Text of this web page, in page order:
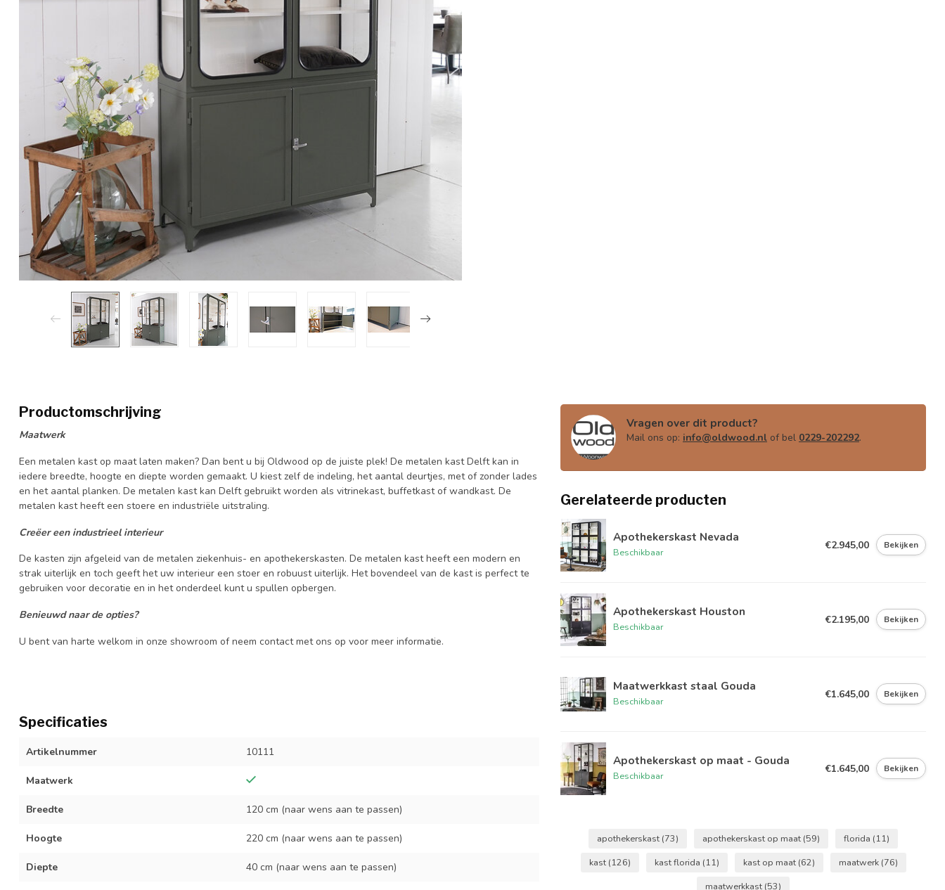
Productomschrijving
Maatwerk
Een metalen kast op maat laten maken? Dan bent u bij Oldwood op de juiste plek! De metalen kast Delft kan in
iedere breedte, hoogte en diepte worden gemaakt. U kiest zelf de indeling, het aantal deurtjes, met of zonder lades
en het aantal planken. De metalen kast kan Delft gebruikt worden als vitrinekast, buffetkast of wandkast. De
metalen kast heeft een stoere en industriële uitstraling.
Creëer een industrieel interieur
De kasten zijn afgeleid van de metalen ziekenhuis- en apothekerskasten. De metalen kast heeft een modern en
strak uiterlijk en toch geeft het uw interieur een stoer en robuust uiterlijk. Het bovendeel van de kast is perfect te
gebruiken voor decoratie en in het onderdeel kunt u spullen opbergen.
Benieuwd naar de opties?
U bent van harte welkom in onze showroom of neem contact met ons op voor meer informatie.
Specificaties
Artikelnummer 10111
Maatwerk
Breedte 120 cm (naar wens aan te passen)
Hoogte 220 cm (naar wens aan te passen)
Diepte 40 cm (naar wens aan te passen)
Vragen over dit product?
Mail ons op: info@oldwood.nl of bel 0229-202292.
Gerelateerde producten
Apothekerskast Nevada
Beschikbaar
€2.945,00 Bekijken
Apothekerskast Houston
Beschikbaar
€2.195,00 Bekijken
Maatwerkkast staal Gouda
Beschikbaar
€1.645,00 Bekijken
Apothekerskast op maat - Gouda
Beschikbaar
€1.645,00 Bekijken
apothekerskast (73) apothekerskast op maat (59) florida (11)
kast (126) kast florida (11) kast op maat (62) maatwerk (76)
maatwerkkast (53)